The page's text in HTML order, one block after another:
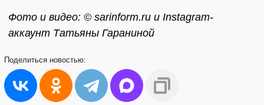
Фото и видео: © sarinform.ru и Instagram-
аккаунт Татьяны Гараниной
Поделиться новостью: